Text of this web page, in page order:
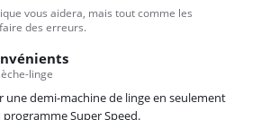
vous aidera, mais tout comme les
des erreurs.
linge
une demi-machine de linge en seulement
Super Speed.